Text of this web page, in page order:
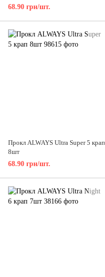
68.90 грн/шт.
Прокл ALWAYS Ultra Super 5 крап
8шт
68.90 грн/шт.